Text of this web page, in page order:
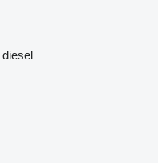
diesel